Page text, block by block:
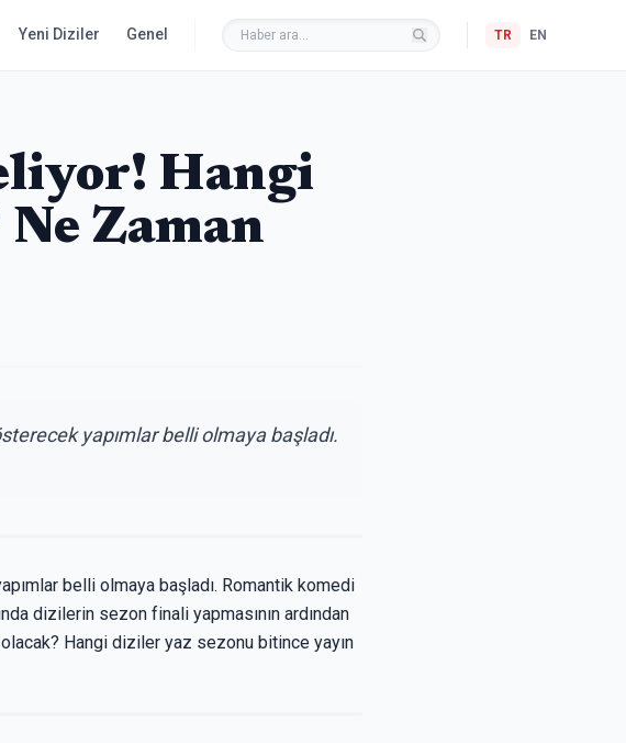
Yeni Diziler Genel TR EN
Hangi
Zaman
yapımlar belli olmaya başladı.
belli olmaya başladı. Romantik komedi
dizilerin sezon finali yapmasının ardından
Hangi diziler yaz sezonu bitince yayın